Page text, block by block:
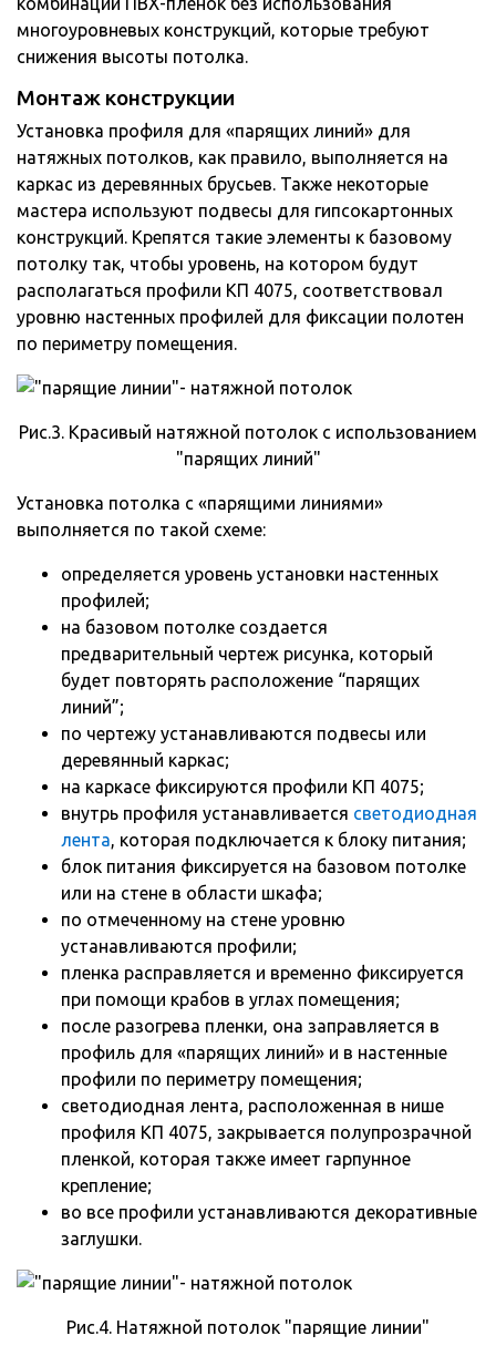
многоуровневых конструкций, которые требуют
снижения высоты потолка.
Монтаж конструкции
Установка профиля для «парящих линий» для
натяжных потолков, как правило, выполняется на
каркас из деревянных брусьев. Также некоторые
мастера используют подвесы для гипсокартонных
конструкций. Крепятся такие элементы к базовому
потолку так, чтобы уровень, на котором будут
располагаться профили КП 4075, соответствовал
уровню настенных профилей для фиксации полотен
по периметру помещения.
Рис.3. Красивый натяжной потолок с использованием
"парящих линий"
Установка потолка с «парящими линиями»
выполняется по такой схеме:
определяется уровень установки настенных
профилей;
на базовом потолке создается
предварительный чертеж рисунка, который
будет повторять расположение “парящих
линий”;
по чертежу устанавливаются подвесы или
деревянный каркас;
на каркасе фиксируются профили КП 4075;
внутрь профиля устанавливается светодиодная
лента, которая подключается к блоку питания;
блок питания фиксируется на базовом потолке
или на стене в области шкафа;
по отмеченному на стене уровню
устанавливаются профили;
пленка расправляется и временно фиксируется
при помощи крабов в углах помещения;
после разогрева пленки, она заправляется в
профиль для «парящих линий» и в настенные
профили по периметру помещения;
светодиодная лента, расположенная в нише
профиля КП 4075, закрывается полупрозрачной
пленкой, которая также имеет гарпунное
крепление;
во все профили устанавливаются декоративные
заглушки.
Рис.4. Натяжной потолок "парящие линии"